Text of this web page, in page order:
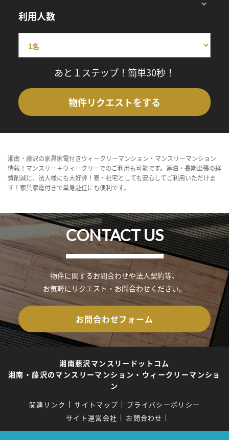
利用人数
あと１ステップ！簡単30秒！
物件リクエストをする
湘南・藤沢の家具家電付きウィークリーマンション・マンスリーマンション
情報！マンスリー＋ウィークリーでのご利用も可能です。連泊・長期出張の経
費削減に、法人様にも大好評！寮・社宅としても安心してご利用いただけま
す！家具家電付きで単身赴任にも便利です。
CONTACT US
物件に関するお問合わせや法人契約等、
お気軽にリクエスト・お問合わせください。
お問合わせフォーム
湘南藤沢マンスリードットコム
湘南・藤沢のマンスリーマンション・ウィークリーマンショ
ン
関連リンク サイトマップ
プライバシーポリシー
サイト運営会社
お問合わせ